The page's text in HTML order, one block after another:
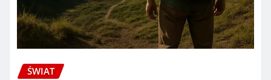
ŚWIAT